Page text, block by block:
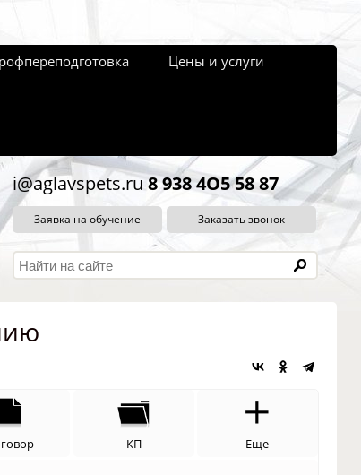
Цены и услуги
i@aglavspets.ru 8 938 4O5 58 87
Заявка на обучение Заказать звонок
КП Еще